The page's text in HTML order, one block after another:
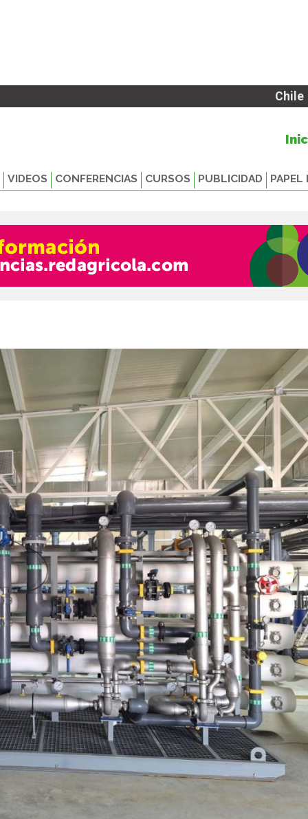
Chile
VIDEOS CONFERENCIAS CURSOS PUBLICIDAD PAPEL